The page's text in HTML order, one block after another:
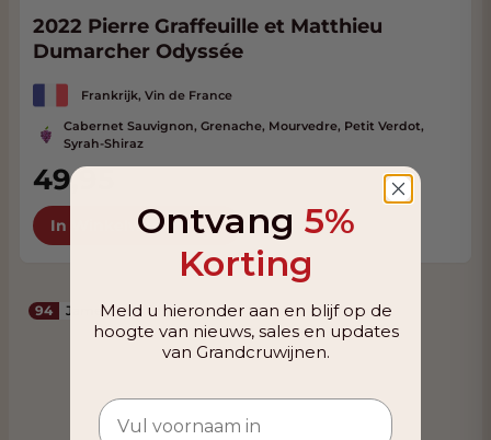
2022 Pierre Graffeuille et Matthieu
Dumarcher Odyssée
Frankrijk, Vin de France
Cabernet Sauvignon, Grenache, Mourvedre, Petit Verdot,
Syrah-Shiraz
49,95
In Winkelwagen
94 James Suckling
Ontvang 5%
Korting
Meld u hieronder aan en blijf op de
hoogte van nieuws, sales en updates
van Grandcruwijnen.